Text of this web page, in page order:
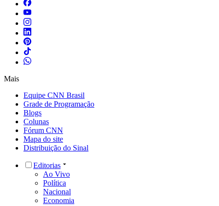
Mais
Equipe CNN Brasil
Grade de Programação
Blogs
Colunas
Fórum CNN
Mapa do site
Distribuição do Sinal
Editorias
Ao Vivo
Política
Nacional
Economia